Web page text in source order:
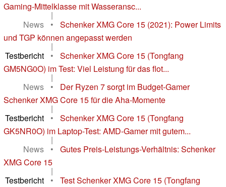
Gaming-Mittelklasse mit Wasseransc...
|
News
•
Schenker XMG Core 15 (2021): Power Limits
und TGP können angepasst werden
|
Testbericht
•
Schenker XMG Core 15 (Tongfang
GM5NG0O) im Test: Viel Leistung für das flot...
|
News
•
Der Ryzen 7 sorgt im Budget-Gamer
Schenker XMG Core 15 für die Aha-Momente
|
Testbericht
•
Schenker XMG Core 15 (Tongfang
GK5NR0O) im Laptop-Test: AMD-Gamer mit gutem...
|
News
•
Gutes Preis-Leistungs-Verhältnis: Schenker
XMG Core 15
|
Testbericht
•
Test Schenker XMG Core 15 (Tongfang